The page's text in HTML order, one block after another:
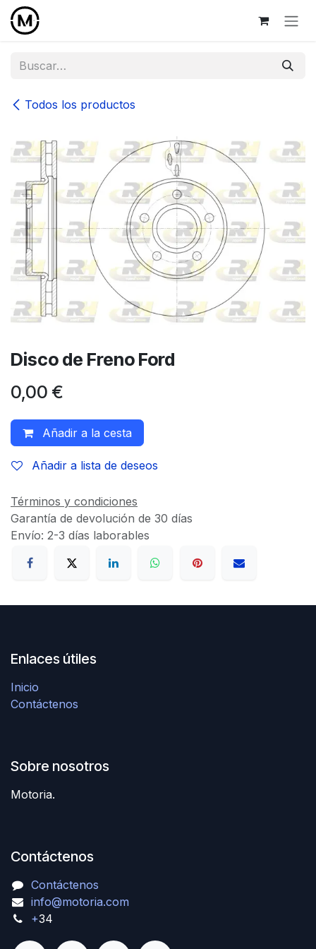
Ir al contenido
Todos los productos
Disco de Freno Ford
0,00 €
Añadir a la cesta
Añadir a lista de deseos
Términos y condiciones
Garantía de devolución de 30 días
Envío: 2-3 días laborables
Enlaces útiles
Inicio
Contáctenos
Sobre nosotros
Motoria.
Contáctenos
Contáctenos
info@motoria.com
+34